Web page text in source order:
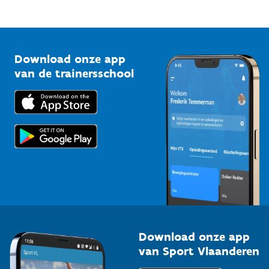
Bedrijven
Trainers en begeleiders
Topsporters
Vlaamse Trainersschool
Kennisplatform
Downloads
Voor de pers
Download onze app
van de trainersschool
Download onze app
van Sport Vlaanderen